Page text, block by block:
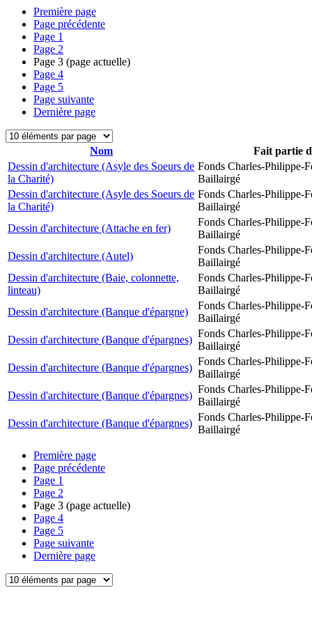
Première page
Page précédente
Page 1
Page 2
Page 3 (page actuelle)
Page 4
Page 5
Page suivante
Dernière page
Nom
Fait partie
Dessin d'architecture (Asyle des Soeurs de
la Charité)
Fonds Charles-Philippe-
Baillairgé
Dessin d'architecture (Asyle des Soeurs de
la Charité)
Fonds Charles-Philippe-
Baillairgé
Dessin d'architecture (Attache en fer)
Fonds Charles-Philippe-
Baillairgé
Dessin d'architecture (Autel)
Fonds Charles-Philippe-
Baillairgé
Dessin d'architecture (Baie, colonnette,
linteau)
Fonds Charles-Philippe-
Baillairgé
Dessin d'architecture (Banque d'épargne)
Fonds Charles-Philippe-
Baillairgé
Dessin d'architecture (Banque d'épargnes)
Fonds Charles-Philippe-
Baillairgé
Dessin d'architecture (Banque d'épargnes)
Fonds Charles-Philippe-
Baillairgé
Dessin d'architecture (Banque d'épargnes)
Fonds Charles-Philippe-
Baillairgé
Dessin d'architecture (Banque d'épargnes)
Fonds Charles-Philippe-
Baillairgé
Première page
Page précédente
Page 1
Page 2
Page 3 (page actuelle)
Page 4
Page 5
Page suivante
Dernière page